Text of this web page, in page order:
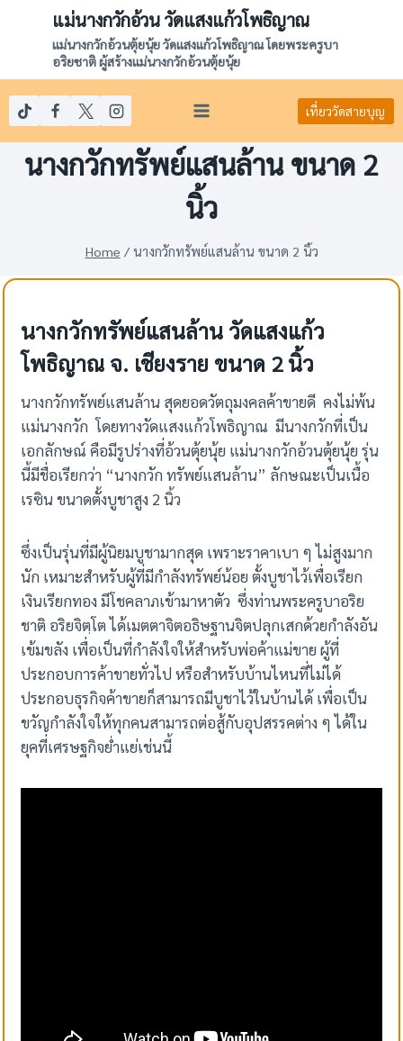
แม่นางกวักอ้วน วัดแสงแก้วโพธิญาณ
แม่นางกวักอ้วนตุ้ยนุ้ย วัดแสงแก้วโพธิญาณ โดยพระครูบา
อริยชาติ ผู้สร้างแม่นางกวักอ้วนตุ้ยนุ้ย
เที่ยววัดสายบุญ
นางกวักทรัพย์แสนล้าน ขนาด 2
นิ้ว
Home / นางกวักทรัพย์แสนล้าน ขนาด 2 นิ้ว
นางกวักทรัพย์แสนล้าน วัดแสงแก้ว
โพธิญาณ จ. เชียงราย ขนาด 2 นิ้ว
นางกวักทรัพย์แสนล้าน สุดยอดวัตถุมงคลค้าขายดี คงไม่พ้น
แม่นางกวัก โดยทางวัดแสงแก้วโพธิญาณ มีนางกวักที่เป็น
เอกลักษณ์ คือมีรูปร่างที่อ้วนตุ้ยนุ้ย แม่นางกวักอ้วนตุ้ยนุ้ย รุ่น
นี้มีชื่อเรียกว่า “นางกวัก ทรัพย์แสนล้าน” ลักษณะเป็นเนื้อ
เรซิน ขนาดตั้งบูชาสูง 2 นิ้ว
ซึ่งเป็นรุ่นที่มีผู้นิยมบูชามากสุด เพราะราคาเบา ๆ ไม่สูงมาก
นัก เหมาะสำหรับผู้ที่มีกำลังทรัพย์น้อย ตั้งบูชาไว้เพื่อเรียก
เงินเรียกทอง มีโชคลาภเข้ามาหาตัว ซึ่งท่านพระครูบาอริย
ชาติ อริยจิตฺโต ได้เมตตาจิตอธิษฐานจิตปลุกเสกด้วยกำลังอัน
เข้มขลัง เพื่อเป็นที่กำลังใจให้สำหรับพ่อค้าแม่ขาย ผู้ที่
ประกอบการค้าขายทั่วไป หรือสำหรับบ้านไหนที่ไม่ได้
ประกอบธุรกิจค้าขายก็สามารถมีบูชาไว้ในบ้านได้ เพื่อเป็น
ขวัญกำลังใจให้ทุกคนสามารถต่อสู้กับอุปสรรคต่าง ๆ ได้ใน
ยุคที่เศรษฐกิจย่ำแย่เช่นนี้